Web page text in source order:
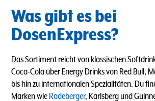
Was gibt es bei
DosenExpress?
Das Sortiment reicht von klassischen
Coca-Cola über Energy Drinks von Red Bull,
bis hin zu internationalen Spezialitäten. Du
Marken wie Radeberger, Karlsberg und